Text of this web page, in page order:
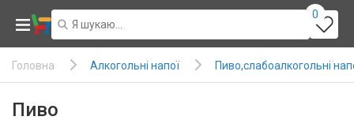
0
Головна Алкогольні напої Пиво,слабоалкогольні
Пиво